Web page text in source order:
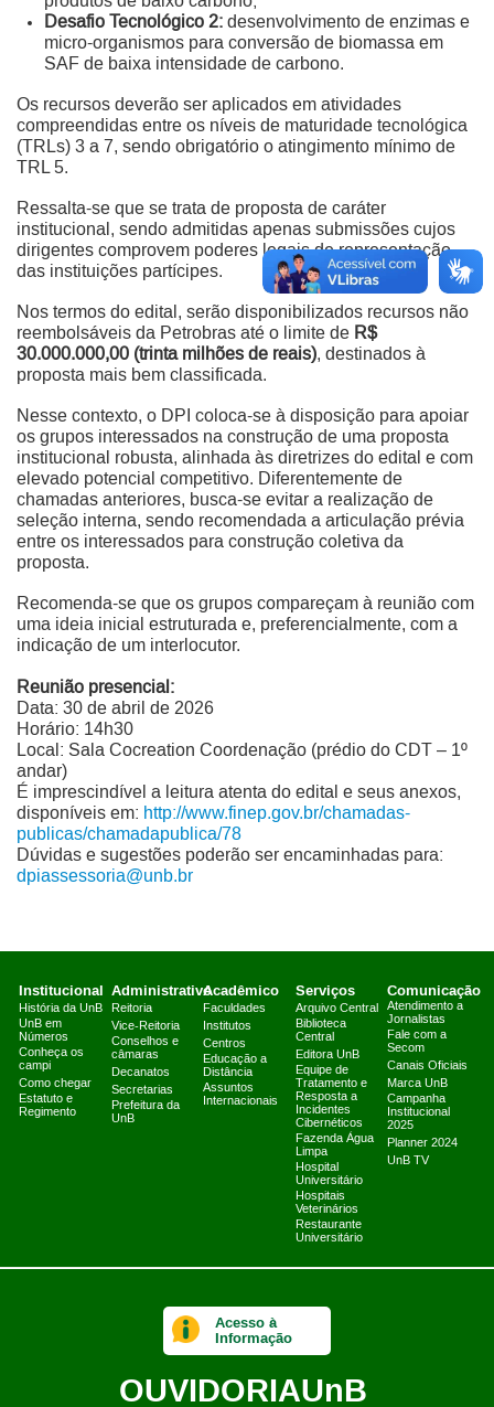
Desafio Tecnológico 2: desenvolvimento de enzimas e
micro-organismos para conversão de biomassa em
SAF de baixa intensidade de carbono.
Os recursos deverão ser aplicados em atividades
compreendidas entre os níveis de maturidade tecnológica
(TRLs) 3 a 7, sendo obrigatório o atingimento mínimo de
TRL 5.
Ressalta-se que se trata de proposta de caráter
institucional, sendo admitidas apenas submissões cujos
dirigentes comprovem poderes legais de representação
das instituições partícipes.
Nos termos do edital, serão disponibilizados recursos não
reembolsáveis da Petrobras até o limite de R$
30.000.000,00 (trinta milhões de reais), destinados à
proposta mais bem classificada.
Nesse contexto, o DPI coloca-se à disposição para apoiar
os grupos interessados na construção de uma proposta
institucional robusta, alinhada às diretrizes do edital e com
elevado potencial competitivo. Diferentemente de
chamadas anteriores, busca-se evitar a realização de
seleção interna, sendo recomendada a articulação prévia
entre os interessados para construção coletiva da
proposta.
Recomenda-se que os grupos compareçam à reunião com
uma ideia inicial estruturada e, preferencialmente, com a
indicação de um interlocutor.
Reunião presencial:
Data: 30 de abril de 2026
Horário: 14h30
Local: Sala Cocreation Coordenação (prédio do CDT – 1º
andar)
É imprescindível a leitura atenta do edital e seus anexos,
disponíveis em: http://www.finep.gov.br/chamadas-
publicas/chamadapublica/78
Dúvidas e sugestões poderão ser encaminhadas para:
dpiassessoria@unb.br
Institucional
História da UnB
UnB em
Números
Conheça os
campi
Como chegar
Estatuto e
Regimento
Administrativo
Reitoria
Vice-Reitoria
Conselhos e
câmaras
Decanatos
Secretarias
Prefeitura da
UnB
Acadêmico
Faculdades
Institutos
Centros
Educação a
Distância
Assuntos
Internacionais
Serviços
Arquivo Central
Biblioteca
Central
Editora UnB
Equipe de
Tratamento e
Resposta a
Incidentes
Cibernéticos
Fazenda Água
Limpa
Hospital
Universitário
Hospitais
Veterinários
Restaurante
Universitário
Comunicação
Atendimento a
Jornalistas
Fale com a
Secom
Canais Oficiais
Marca UnB
Campanha
Institucional
2025
Planner 2024
UnB TV
Acesso à
Informação
OUVIDORIAUnB